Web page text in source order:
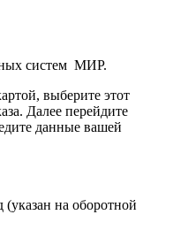
систем МИР.
выберите этот
Далее перейдите
данные вашей
на оборотной